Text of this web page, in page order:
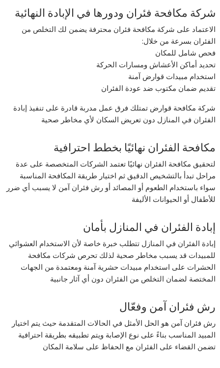
شركة مكافحة فئران ودورها في الإبادة النهائية
الاعتماد على شركة مكافحة فئران محترفة يضمن لك التخلص من
الفئران بسرعة من خلال:
فحص شامل للمكان
تحديد أماكن الأعشاش ومسارات الحركة
استخدام مبيدات قوارض آمنة
تقديم ضمان مكتوب ضد عودة الفئران
شركة مكافحة قوارض تمتلك فرق عمل مدربة قادرة على تنفيذ إبادة
الفئران في المنازل دون تعريض السكان لأي مخاطر صحية
مكافحة الفئران نهائيًا بخطط احترافية
لتحقيق مكافحة الفئران نهائيًا تعتمد الشركات المتخصصة على عدة
مراحل تبدأ بالتشخيص الدقيق ثم اختيار طريقة المكافحة المناسبة
سواء باستخدام الطعوم أو المصائد أو رش فئران آمن لا يسبب أي ضرر
للأطفال أو الحيوانات الأليفة
إبادة الفئران في المنازل بأمان
إبادة الفئران في المنازل تتطلب خبرة خاصة لأن الاستخدام العشوائي
للمبيدات قد يسبب مخاطر صحية لذلك تحرص شركات مكافحة
الحشرات على استخدام مبيدات حشرية آمنة ومعتمدة من الجهات
المختصة لضمان التخلص من الفئران دون أي آثار جانبية
رش فئران آمن وفعّال
رش فئران آمن هو الحل الأمثل في الحالات المتقدمة حيث يتم اختيار
المبيد المناسب بناءً على نوع الإصابة ويتم تطبيقه بطريقة احترافية
تضمن القضاء على الفئران مع الحفاظ على سلامة المكان